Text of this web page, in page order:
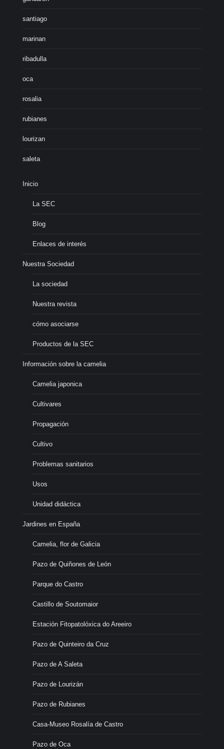
santiago
marinan
ribadulla
oca
rosalia
rubianes
lourizan
saleta
Inicio
La SEC
Blog
Enlaces de interés
Nuestra Sociedad
La sociedad
Nuestra revista
cómo asociarse
Productos de la SEC
Información sobre la camelia
Camelia japonica
Cultivares
Propagación
Cultivo
Problemas sanitarios
Usos
Unidad didáctica
Jardines en España
Camelia, flor de Galicia
Pazo de Quiñones de León
Parque do Castro
Castillo de Soutomaior
Estación Fitopatolóxica do Areeiro
Pazo de Quinteiro da Cruz
Pazo de A Saleta
Pazo de Lourizán
Pazo de Rubianes
Casa-Museo Rosalía de Castro
Pazo de Oca